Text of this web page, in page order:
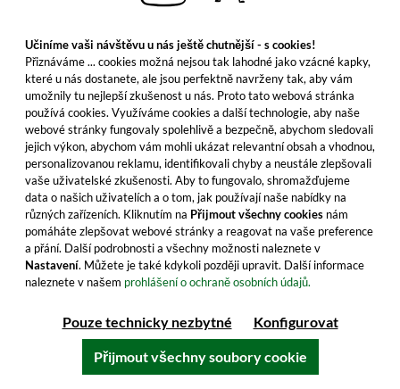
Obsah: 0.7 Litr (38,56 €/Litr)
Do košíku
Všechny vlastnosti produktu
Učiníme vaši návštěvu u nás ještě chutnější - s cookies!
Přiznáváme ... cookies možná nejsou tak lahodné jako vzácné kapky,
které u nás dostanete, ale jsou perfektně navrženy tak, aby vám
umožnily tu nejlepší zkušenost u nás. Proto tato webová stránka
používá cookies. Využíváme cookies a další technologie, aby naše
webové stránky fungovaly spolehlivě a bezpečně, abychom sledovali
jejich výkon, abychom vám mohli ukázat relevantní obsah a vhodnou,
personalizovanou reklamu, identifikovali chyby a neustále zlepšovali
vaše uživatelské zkušenosti. Aby to fungovalo, shromažďujeme
data o našich uživatelích a o tom, jak používají naše nabídky na
různých zařízeních. Kliknutím na Přijmout všechny cookies nám
pomáháte zlepšovat webové stránky a reagovat na vaše preference
a přání. Další podrobnosti a všechny možnosti naleznete v
Nastavení. Můžete je také kdykoli později upravit. Další informace
naleznete v našem prohlášení o ochraně osobních údajů.
Pouze technicky nezbytné Konfigurovat
Přijmout všechny soubory cookie